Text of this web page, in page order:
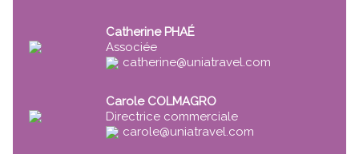
Catherine PHAÉ
Associée
catherine@uniatravel.com
Carole COLMAGRO
Directrice commerciale
carole@uniatravel.com